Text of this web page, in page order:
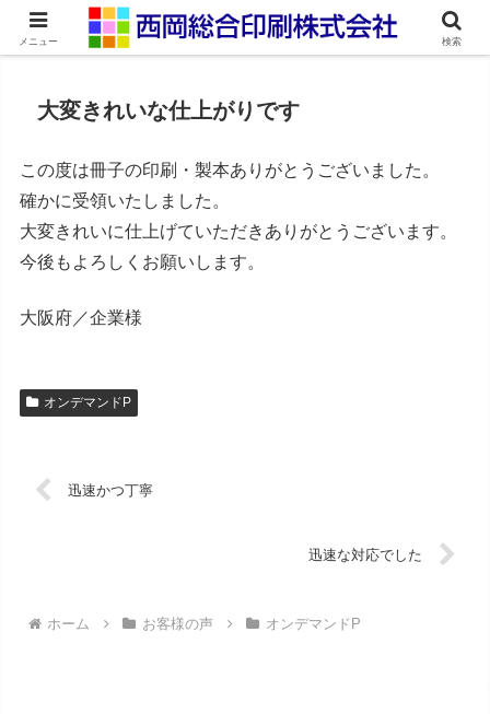
ネット印刷通販・オンデマンド印刷
大変きれいな仕上がりです
この度は冊子の印刷・製本ありがとうございました。
確かに受領いたしました。
大変きれいに仕上げていただきありがとうございます。
今後もよろしくお願いします。
大阪府／企業様
オンデマンドP
迅速かつ丁寧
迅速な対応でした
ホーム お客様の声 オンデマンドP
メニュー 検索